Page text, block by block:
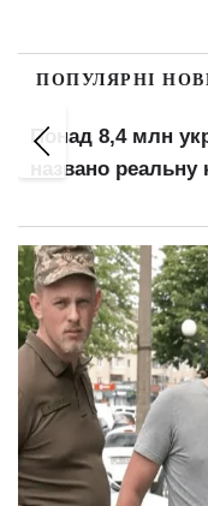
ПОПУЛЯРНІ
Понад 8,4 млн
названо реальну